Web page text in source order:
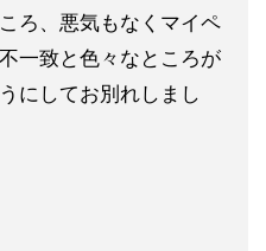
ろ、悪気もなくマイペ
一致と色々なところが
にしてお別れしまし